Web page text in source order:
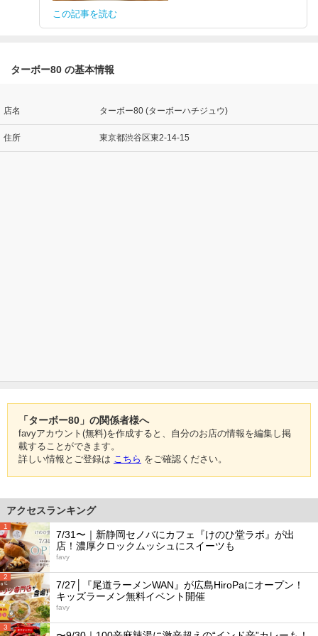
この記事を読む
ターボー80 の基本情報
店名 ターボー80 (ターボーハチジュウ)
住所 東京都渋谷区東2-14-15
「ターボー80」の関係者様へ
favyアカウント(無料)を作成すると、自分のお店の情報を編集し掲
載することができます。
詳しい情報とご登録は こちら をご確認ください。
アクセスランキング
1
7/31〜｜新静岡セノバにカフェ『けのひ堂ラボ』が出
店！濃厚クロックムッシュにスイーツも
favy
2
7/27│『尾道ラーメンWAN』が広島HiroPaにオープン！
キッズラーメン無料イベント開催
favy
3